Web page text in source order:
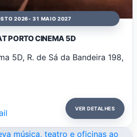
2026- 31 MAIO 2027
PORTO CINEMA 5D
5D, R. de Sá da Bandeira 198,
VER DETALHES